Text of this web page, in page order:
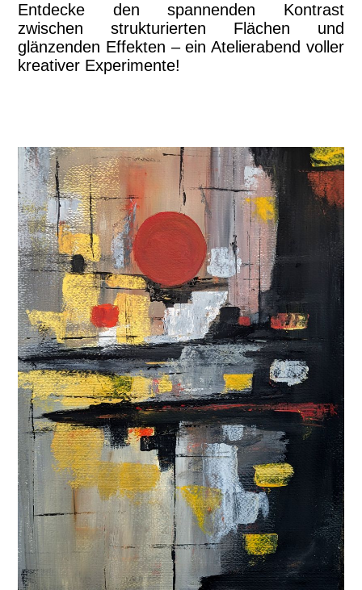
Entdecke den spannenden Kontrast
zwischen strukturierten Flächen und
glänzenden Effekten – ein Atelierabend voller
kreativer Experimente!